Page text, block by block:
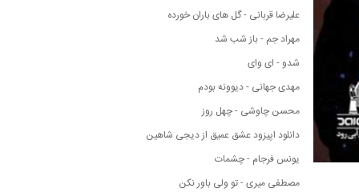
علیرضا قربانی - گل های باران خورده
مهراد جم - باز شب شد
شدو - ای وای
مهدی جهانی - دیوونه بودم
محسن چاوشی - چهل روز
دانلود اپیزود عشق عمیق از دیجی شاهین
یونس فرجام - چشمات
مصطفی میری - تو ولی باور نکن